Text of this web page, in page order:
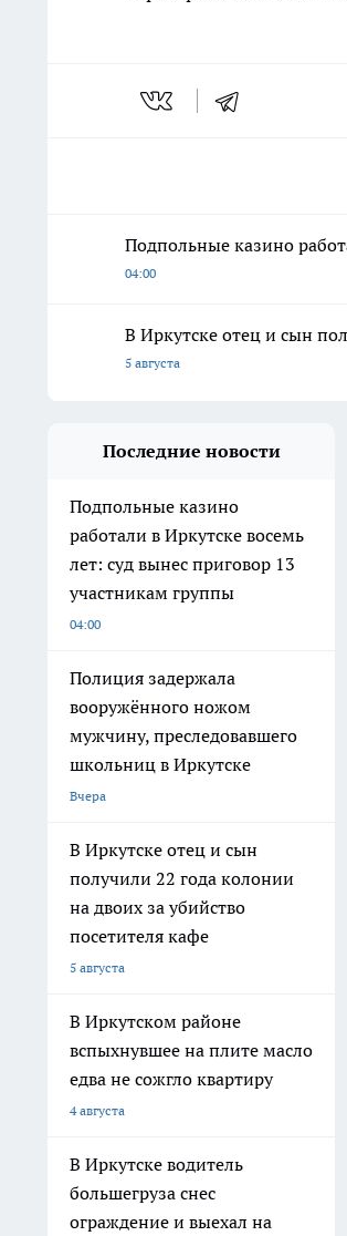
Подпольные казино
04:00
В Иркутске отец и сын
5 августа
Последние новости
Подпольные казино
работали в Иркутске восемь
лет: суд вынес приговор 13
участникам группы
04:00
Полиция задержала
вооружённого ножом
мужчину, преследовавшего
школьниц в Иркутске
Вчера
В Иркутске отец и сын
получили 22 года колонии
на двоих за убийство
посетителя кафе
5 августа
В Иркутском районе
вспыхнувшее на плите масло
едва не сожгло квартиру
4 августа
В Иркутске водитель
большегруза снес
ограждение и выехал на